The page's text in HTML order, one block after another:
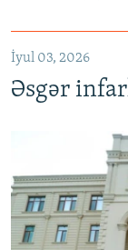
İyul 03, 2026
Əsgər